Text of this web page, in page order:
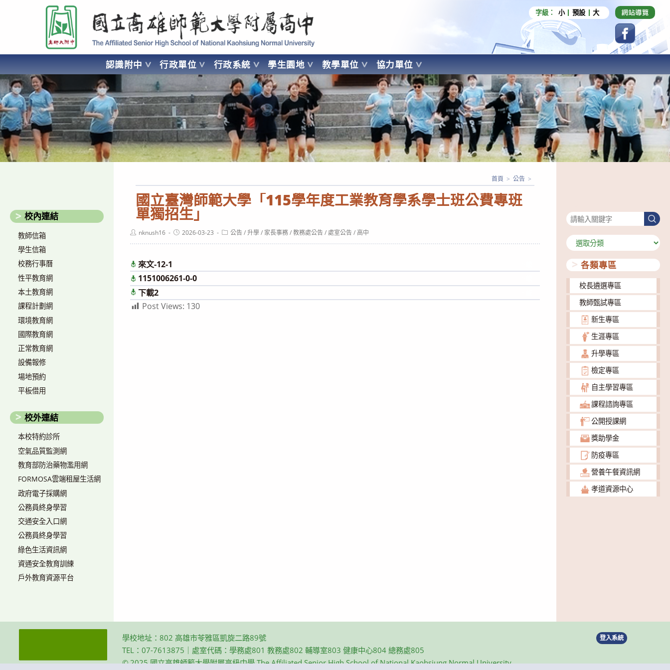
要
容
國立高雄師範大學附屬高級中學 Affiliated Senior High School of National Kaohsiung Normal University
字級： 小 預設 大
認識附中 行政單位 行政系統 學生園地 教學單位 協力單位
AFFILIATED SENIOR HIGH SCHOOL OF NATIONAL KAOHSIUNG NORMAL UNIVERSITY
國立臺灣師範大學「115學年度工業教育學系學士班公費專班
單獨招生」
首頁 > 公告 >
Postnknush16
Post2026-03-23
Post公告 / 升學 / 家長事務 / 教務處公告 / 處室公告 / 高中
來文-12-1
1151006261-0-0
下載2
Post Views: 130
校內連結
教師信箱
學生信箱
校務行事曆
性平教育網
本土教育網
課程計劃網
環境教育網
國際教育網
正常教育網
設備報修
場地預約
平板借用
校外連結
本校特約診所
空氣品質監測網
教育部防治藥物濫用網
FORMOSA雲端租屋生活網
政府電子採購網
公務員終身學習
交通安全入口網
公務員終身學習
綠色生活資訊網
資通安全教育訓練
戶外教育資源平台
搜
尋
分
類
各類專區
校長遴選專區
教師甄試專區
新生專區
生涯專區
升學專區
檢定專區
自主學習專區
課程諮詢專區
公開授課網
獎助學金
防疫專區
營養午餐資訊網
孝道資源中心
學校地址：802 高雄市苓雅區凱旋二路89號
TEL：07-7613875｜處室代碼：學務處801 教務處802 輔導室803 健康中心804 總務處805
© 2025 國立高雄師範大學附屬高級中學 The Affiliated Senior High School of National Kaohsiung Normal University
登入系統